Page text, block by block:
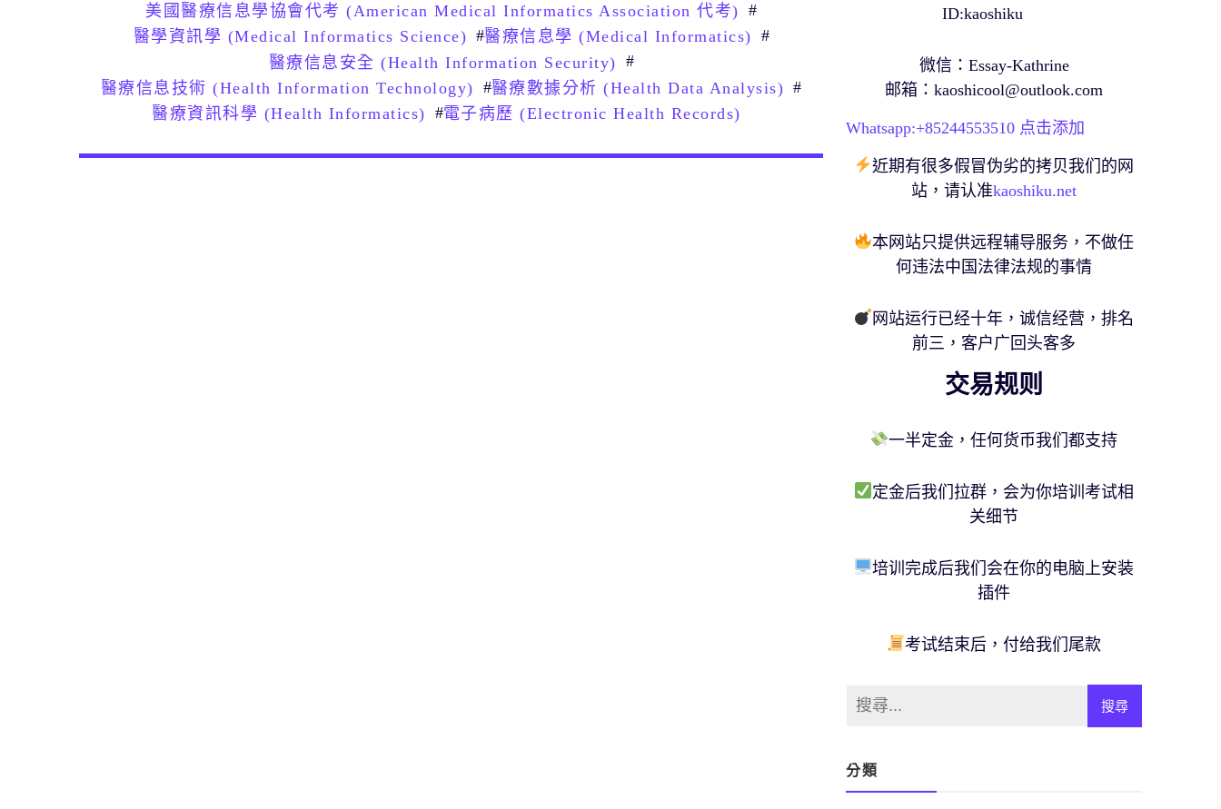
美國醫療信息學協會代考 (American Medical Informatics Association 代考) #
醫學資訊學 (Medical Informatics Science) #醫療信息學 (Medical Informatics) #
醫療信息安全 (Health Information Security) #
醫療信息技術 (Health Information Technology) #醫療數據分析 (Health Data Analysis) #
醫療資訊科學 (Health Informatics) #電子病歷 (Electronic Health Records)
ID:kaoshiku
微信：Essay-Kathrine
邮箱： kaoshicool@outlook.com
Whatsapp:+85244553510 点击添加
近期有很多假冒伪劣的拷贝我们的网
站，请认准kaoshiku.net
本网站只提供远程辅导服务，不做任
何违法中国法律法规的事情
网站运行已经十年，诚信经营，排名
前三，客户广回头客多
交易规则
一半定金，任何货币我们都支持
定金后我们拉群，会为你培训考试相
关细节
培训完成后我们会在你的电脑上安装
插件
考试结束后，付给我们尾款
分類